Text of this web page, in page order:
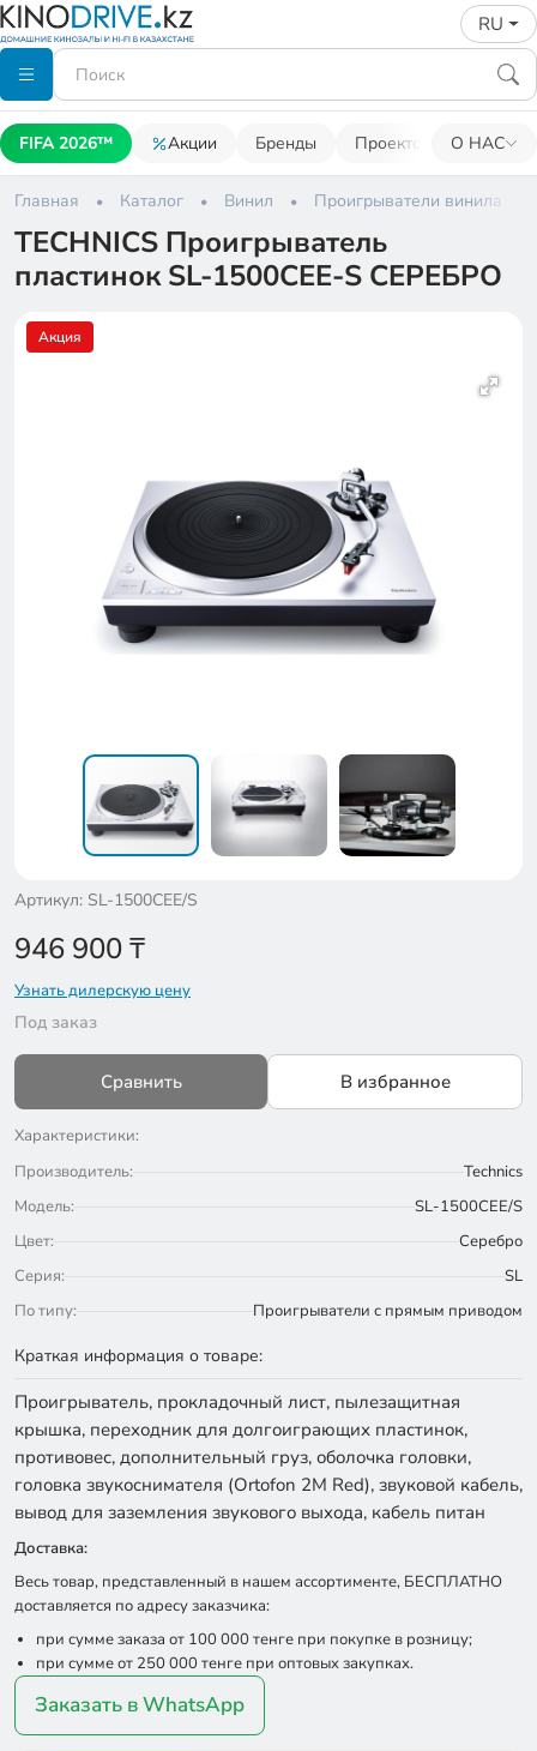
RU
FIFA 2026™ Акции Бренды Проекторы О НАС
Главная Каталог Винил Проигрыватели винила
TECHNICS Проигрыватель
пластинок SL-1500CEE-S СЕРЕБРО
Акция
Артикул: SL-1500CEE/S
946 900₸
Узнать дилерскую цену
Под заказ
Сравнить В избранное
Характеристики:
Производитель:
Technics
Модель:
SL-1500CEE/S
Цвет:
Серебро
Серия:
SL
По типу:
Проигрыватели с прямым приводом
Краткая информация о товаре:
Проигрыватель, прокладочный лист, пылезащитная
крышка, переходник для долгоиграющих пластинок,
противовес, дополнительный груз, оболочка головки,
головка звукоснимателя (Ortofon 2M Red), звуковой кабель,
вывод для заземления звукового выхода, кабель питан
Доставка:
Весь товар, представленный в нашем ассортименте, БЕСПЛАТНО
доставляется по адресу заказчика:
при сумме заказа от 100 000 тенге при покупке в розницу;
при сумме от 250 000 тенге при оптовых закупках.
Заказать в WhatsApp